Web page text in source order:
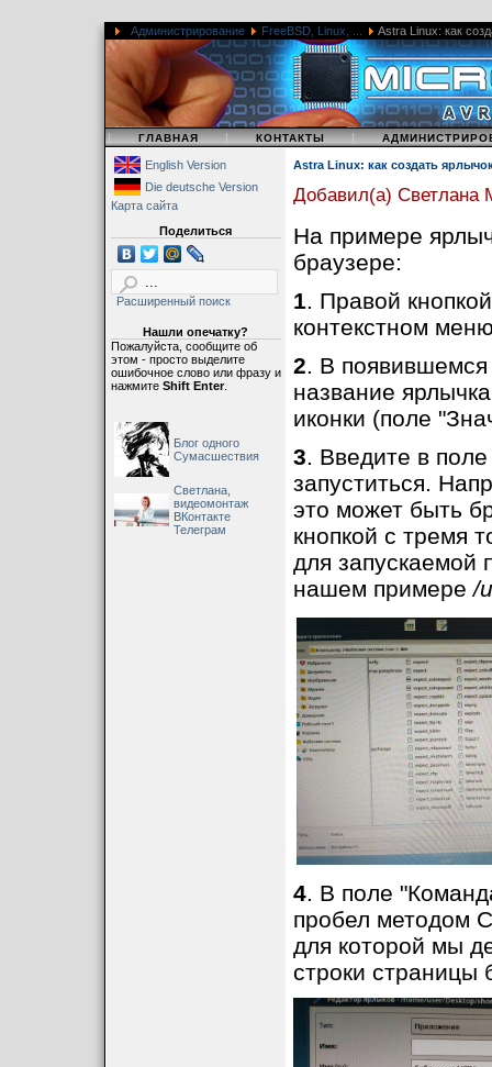
Администрирование FreeBSD, Linux, ... Astra Linux: как
| ГЛАВНАЯ | КОНТАКТЫ |
English Version
Die deutsche Version
Карта сайта
Поделиться
Расширенный поиск
Нашли опечатку?
Пожалуйста, сообщите об
этом - просто выделите
ошибочное слово или фразу и
нажмите Shift Enter.
Блог одного
Сумасшествия
Светлана,
видеомонтаж
ВКонтакте
Телеграм
Astra Linux: как создать
Добавил(а) Светлана
На примере
браузере:
1. Правой
контекстном
2. В
название
иконки (поле
3. Введите в
запуститься.
это может быть
кнопкой с тремя
для запускаемой
нашем примере/
4. В поле
пробел методом
для которой мы
строки страницы